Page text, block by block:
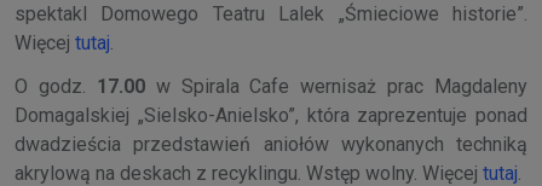
spektakl Domowego Teatru Lalek „Śmieciowe historie”.
Więcej tutaj
O godz. 17.00 w Spirala Cafe wernisaż prac Magdaleny
Domagalskiej „Sielsko-Anielsko”, która zaprezentuje ponad
dwadzieścia przedstawień aniołów wykonanych techniką
akrylową na deskach z recyklingu. Wstęp wolny. Więcej tutaj